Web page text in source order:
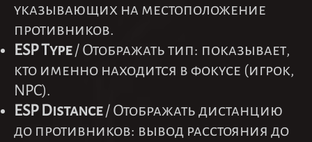
указывающих на местоположение
противников.
ESP Type/ Отображать тип: показывает,
кто именно находится в фокусе (игрок,
NPC).
ESP Distance/ Отображать дистанцию
до противников: вывод расстояния до